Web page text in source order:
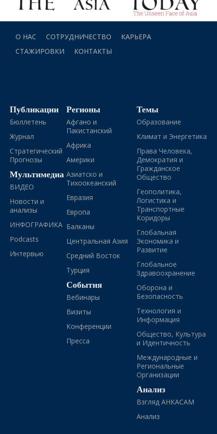
О НАС СОТРУДНИЧЕСТВО
КАРЬЕРА
СТАЖИРОВКИ
КОНТАКТЫ
Публикации
Бюллетень
Журнал
Стратегический
Прогнозы
Мультимедиа
ВИДЕО
Новости и
анализы
ИНФОГРАФИКА
Podcasts
Интервью
Регионы
Афгано и
Пакистанский
Африка
Америки
Азиатско и
Тихоокеанский
Евразия
Европа
Балканы
Центральная Азия
Средний Восток
Турция
События
Вебинары
Визиты
Конференции
Пресса
Темы
Образование
Климат и Энергетика
Права Человека,
Демократия и
Гражданское
Общество
Геополитика,
Логистика и
Транспортные
Коридоры
Глобальная
Экономика и
Развитие
Глобальное
Здравоохранение
Оборона и
Безопасность
Технология и
Информация
Общество, Культура
и Идентичность
Международные и
Региональные
Организации
Анализ
Взгляд АНКАСАМ
Анализ